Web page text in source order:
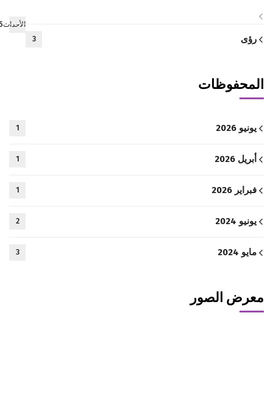
الأحداث5
رؤى 3
المحفوظات
1 يونيو 2026
1 أبريل 2026
فبراير 2026 1
يونيو 2024 2
مايو 2024 3
معرض الصور